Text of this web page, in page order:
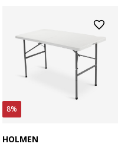
8%
HOLMEN